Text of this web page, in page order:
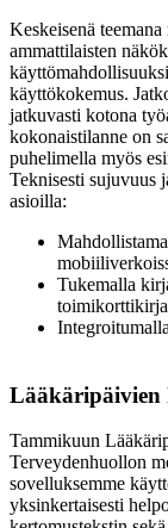
Keskeisenä
ammattilaisten
käyttökokemus.
jatkuvasti kotona
kokonaistilanne on
puhelimella myös
Teknisesti sujuvuus
asioilla:
Tukemalla
Tammikuun
Terveydenhuollon
sovelluksemme
yksinkertaisesti